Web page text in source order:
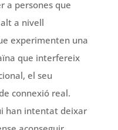
a persones que
a nivell
experimenten una
que interfereix
el seu
connexió real.
han intentat deixar